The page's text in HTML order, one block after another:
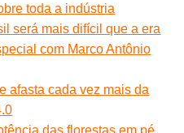
toda a indústria
será mais difícil que a era
com Marco Antônio
afasta cada vez mais da
das florestas em pé